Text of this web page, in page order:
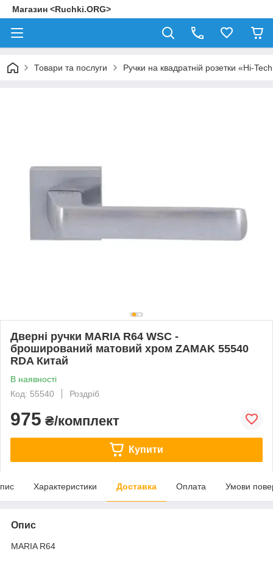
Магазин <Ruchki.ORG>
Товари та послуги Ручки на квадратній розетки «Hi-
Дверні ручки MARIA R64 WSC -
броширований матовий хром ZAMAK 55540
RDA Китай
В наявності
Код: 55540
Роздріб
975 ₴/комплект
Купити
Характеристики Доставка Оплата Умови
Опис
MARIA R64